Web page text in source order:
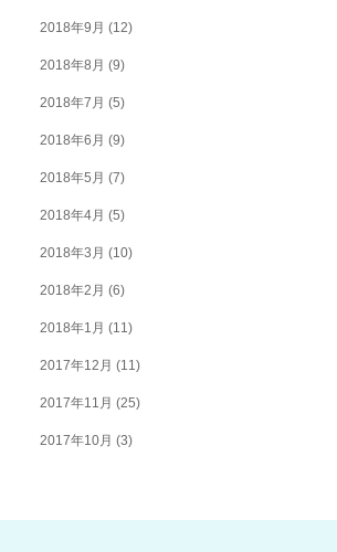
2018年9月 (12)
2018年8月 (9)
2018年7月 (5)
2018年6月 (9)
2018年5月 (7)
2018年4月 (5)
2018年3月 (10)
2018年2月 (6)
2018年1月 (11)
2017年12月 (11)
2017年11月 (25)
2017年10月 (3)